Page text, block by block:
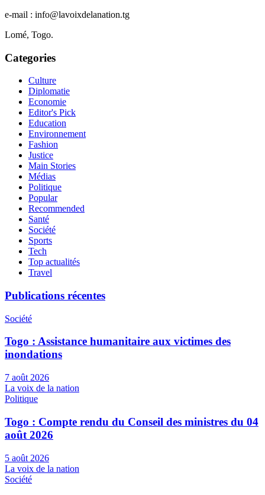
e-mail : info@lavoixdelanation.tg
Lomé, Togo.
Categories
Culture
Diplomatie
Economie
Editor's Pick
Education
Environnement
Fashion
Justice
Main Stories
Médias
Politique
Popular
Recommended
Santé
Société
Sports
Tech
Top actualités
Travel
Publications récentes
Société
Togo : Assistance humanitaire aux victimes des
inondations
7 août 2026
La voix de la nation
Politique
Togo : Compte rendu du Conseil des ministres du 04
août 2026
5 août 2026
La voix de la nation
Société